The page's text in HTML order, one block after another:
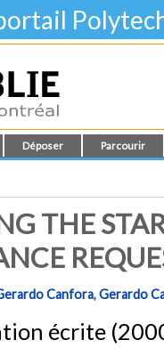
Déposer Parcourir
THE
Canfora,Gerardo
écrite